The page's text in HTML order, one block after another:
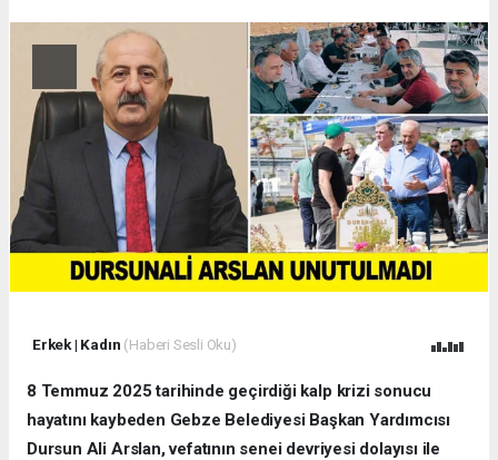
Erkek| Kadın (Haberi Sesli Oku)
8 Temmuz 2025 tarihinde geçirdiği kalp krizi sonucu
hayatını kaybeden Gebze Belediyesi Başkan Yardımcısı
Dursun Ali Arslan, vefatının senei devriyesi dolayısı ile